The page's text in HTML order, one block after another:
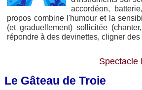
accordéon,
propos combine l'humour et la
(et graduellement) sollicitée
répondre à des devinettes, cligner
Spectacle
Le Gâteau de Troie